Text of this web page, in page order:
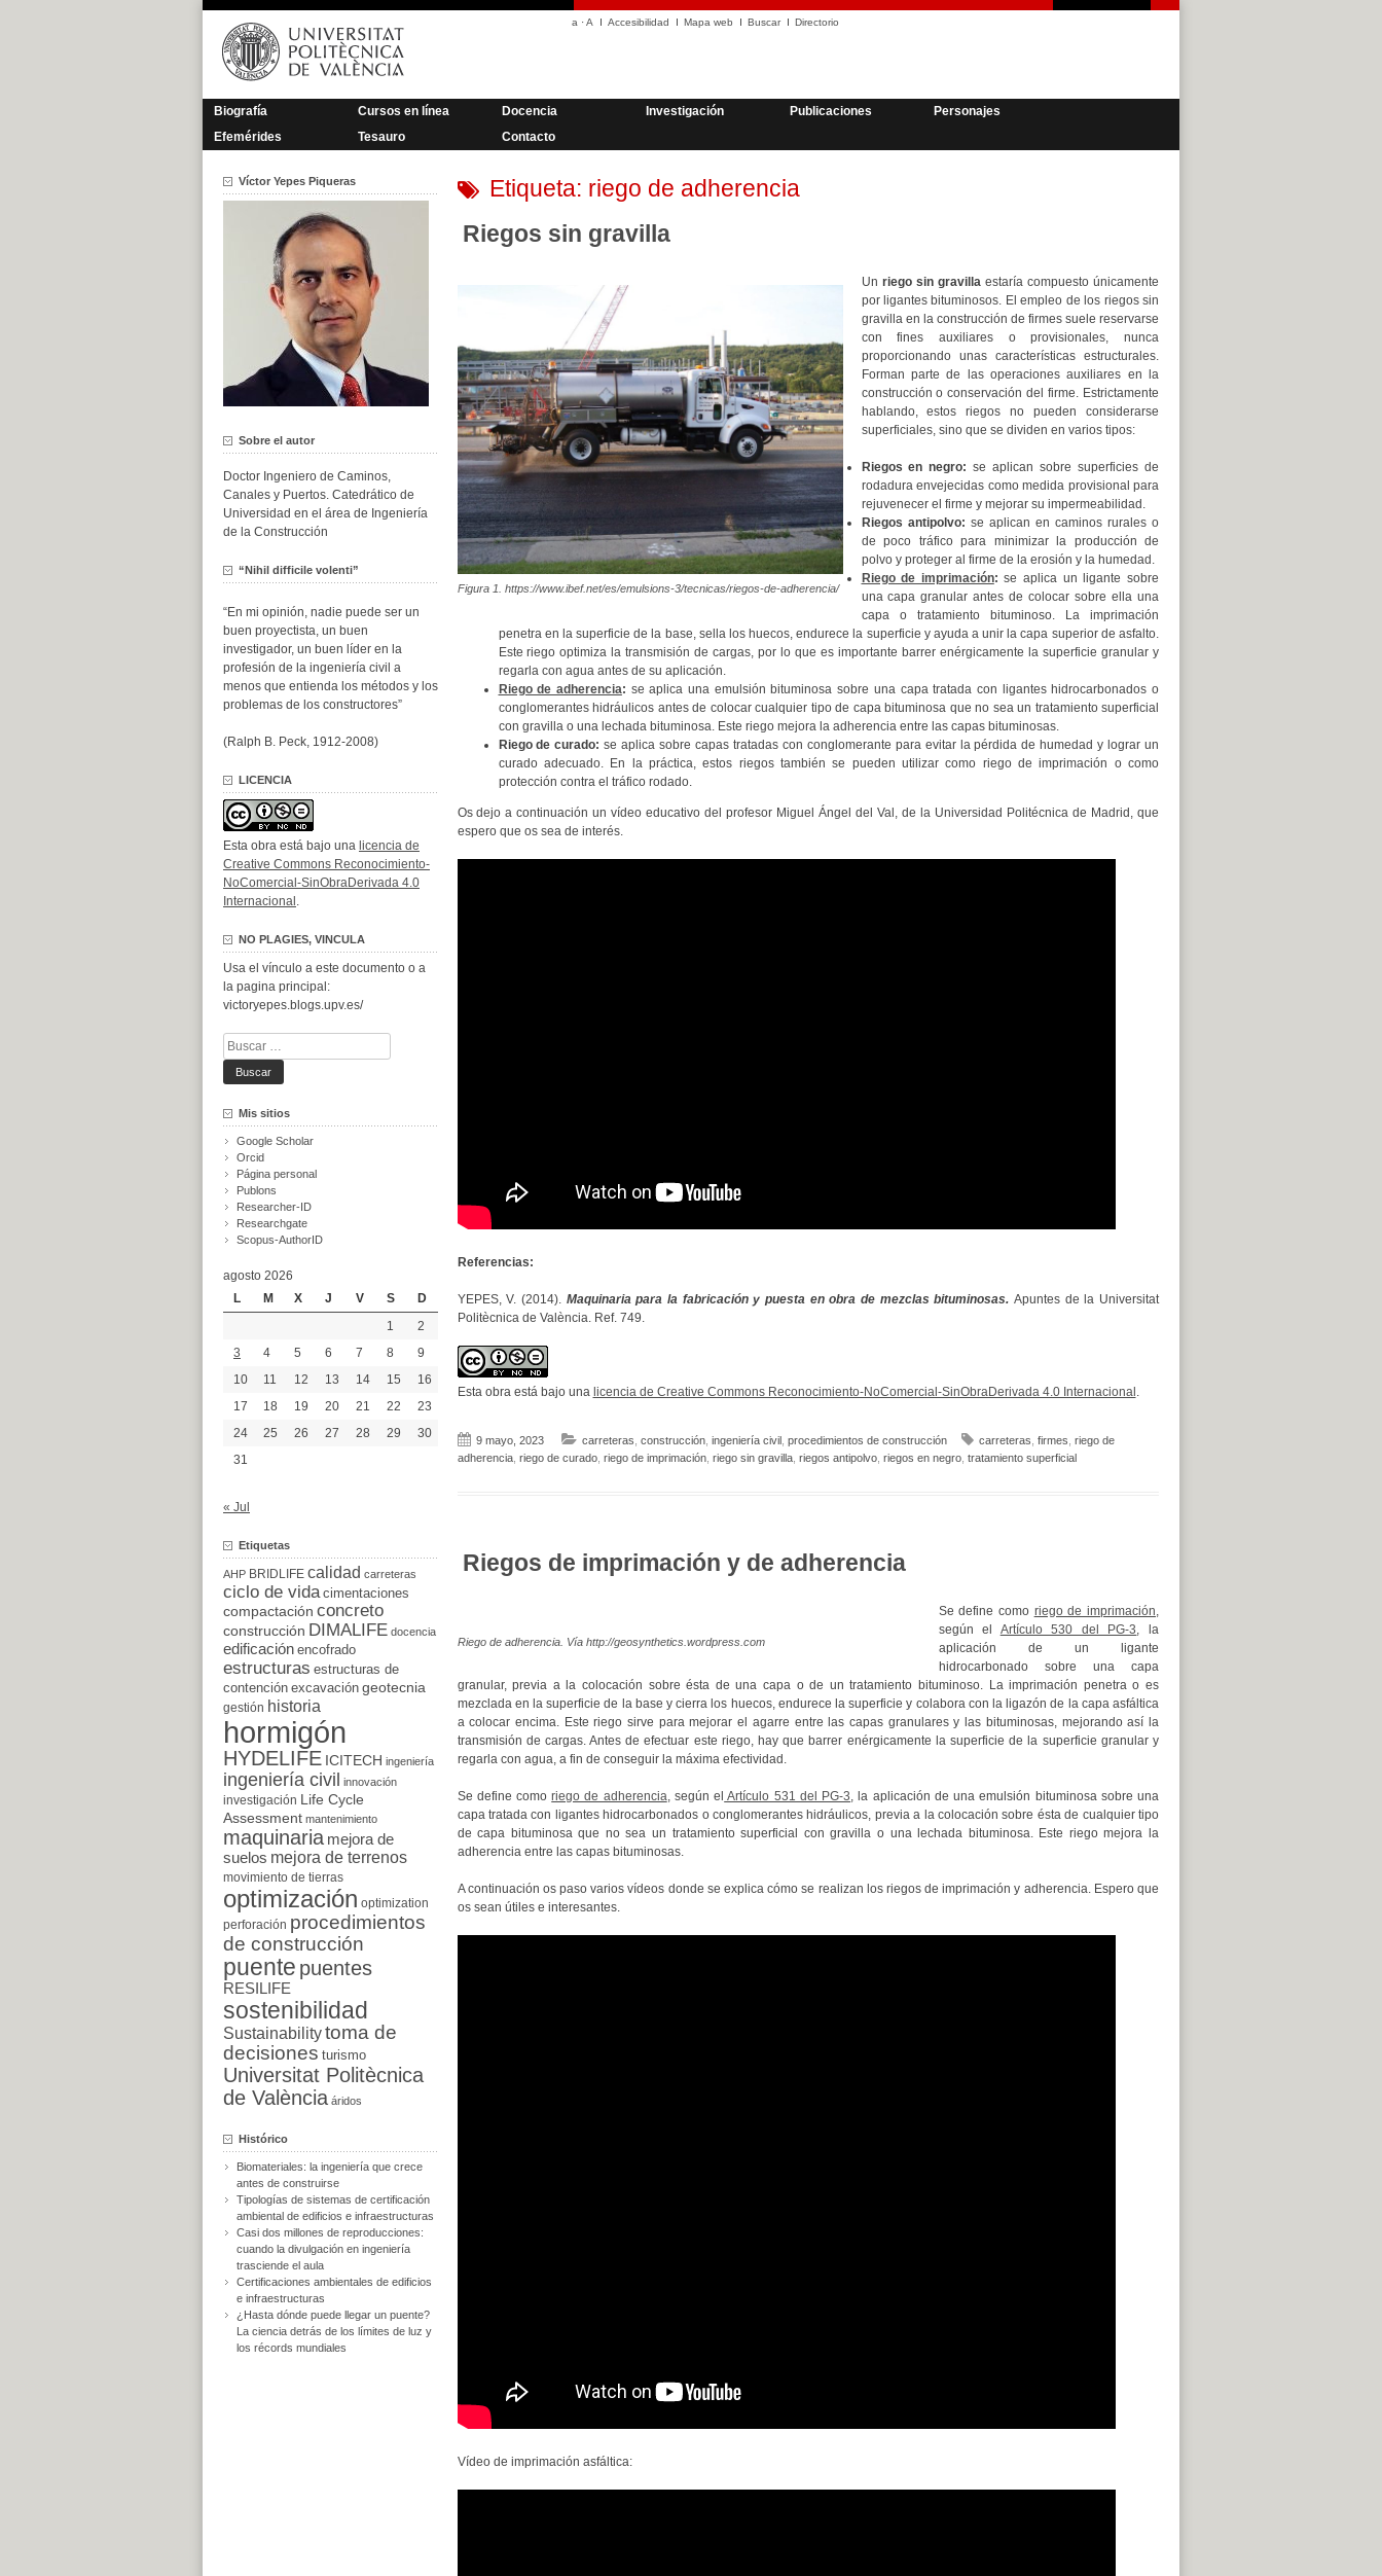
Saltar
contenido
a ·A Accesibilidad Mapa web Buscar Directorio
Biografía Cursos en línea Docencia Investigación Publicaciones
Personajes
Efemérides
Tesauro Contacto
Etiqueta: riego de adherencia
Riegos sin gravilla
Figura 1. https://www.ibef.net/es/emulsions-3/tecnicas/riegos-de-adherencia/
Un riego sin gravillaestaría compuesto únicamente
por ligantes bituminosos. El empleo de los riegos sin
gravilla en la construcción de firmes suele reservarse
con fines auxiliares o provisionales, nunca
proporcionando unas características estructurales.
Forman parte de las operaciones auxiliares en la
construcción o conservación del firme. Estrictamente
hablando, estos riegos no pueden considerarse
superficiales, sino que se dividen en varios tipos:
Riegos en negro: se aplican sobre superficies de
rodadura envejecidas como medida provisional para
rejuvenecer el firme y mejorar su impermeabilidad.
Riegos antipolvo: se aplican en caminos rurales o
de poco tráfico para minimizar la producción de
polvo y proteger al firme de la erosión y la humedad.
Riego de imprimación: se aplica un ligante sobre
una capa granular antes de colocar sobre ella una
capa o tratamiento bituminoso. La imprimación
penetra en la superficie de la base, sella los huecos, endurece la superficie y ayuda a unir la capa superior de asfalto.
Este riego optimiza la transmisión de cargas, por lo que es importante barrer enérgicamente la superficie granular y
regarla con agua antes de su aplicación.
Riego de adherencia: se aplica una emulsión bituminosa sobre una capa tratada con ligantes hidrocarbonados o
conglomerantes hidráulicos antes de colocar cualquier tipo de capa bituminosa que no sea un tratamiento superficial
con gravilla o una lechada bituminosa. Este riego mejora la adherencia entre las capas bituminosas.
Riego de curado: se aplica sobre capas tratadas con conglomerante para evitar la pérdida de humedad y lograr un
curado adecuado. En la práctica, estos riegos también se pueden utilizar como riego de imprimación o como
protección contra el tráfico rodado.
Os dejo a continuación un vídeo educativo del profesor Miguel Ángel del Val, de la Universidad Politécnica de Madrid, que
espero que os sea de interés.
Referencias:
YEPES, V. (2014). Maquinaria para la fabricación y puesta en obra de mezclas bituminosas. Apuntes de la Universitat
Politècnica de València. Ref. 749.
Esta obra está bajo una licencia de Creative Commons Reconocimiento-NoComercial-SinObraDerivada 4.0 Internacional .
9 mayo, 2023 carreteras construcción, ingeniería civil procedimientos de construcción carreteras firmes riego de
adherencia, riego de curado, riego de imprimación, riego sin gravilla, riegos antipolvo, riegos en negro, tratamiento superficial
Riegos de imprimación y de adherencia
Riego de adherencia. Vía http://geosynthetics.wordpress.com
Se define como riego de imprimación,
según el Artículo 530 del PG-3, la
aplicación de un ligante
hidrocarbonado sobre una capa
granular, previa a la colocación sobre ésta de una capa o de un tratamiento bituminoso. La imprimación penetra o es
mezclada en la superficie de la base y cierra los huecos, endurece la superficie y colabora con la ligazón de la capa asfáltica
a colocar encima. Este riego sirve para mejorar el agarre entre las capas granulares y las bituminosas, mejorando así la
transmisión de cargas. Antes de efectuar este riego, hay que barrer enérgicamente la superficie de la superficie granular y
regarla con agua, a fin de conseguir la máxima efectividad.
Se define comoriego de adherencia, según el Artículo 531 del PG-3, la aplicación de una emulsión bituminosa sobre una
capa tratada con ligantes hidrocarbonados o conglomerantes hidráulicos, previa a la colocación sobre ésta de cualquier tipo
de capa bituminosa que no sea un tratamiento superficial con gravilla o una lechada bituminosa. Este riego mejora la
adherencia entre las capas bituminosas.
A continuación os paso varios vídeos donde se explica cómo se realizan los riegos de imprimación y adherencia. Espero que
os sean útiles e interesantes.
Vídeo de imprimación asfáltica:
Víctor Yepes Piqueras
Sobre el autor
Doctor Ingeniero de Caminos,
Canales y Puertos. Catedrático de
Universidad en el área de Ingeniería
de la Construcción
“Nihil difficile volenti”
“En mi opinión, nadie puede ser un
buen proyectista, un buen
investigador, un buen líder en la
profesión de la ingeniería civil a
menos que entienda los métodos y los
problemas de los constructores”
(Ralph B. Peck, 1912-2008)
LICENCIA
Esta obra está bajo una licencia de
Creative Commons Reconocimiento-
NoComercial-SinObraDerivada 4.0
Internacional .
NO PLAGIES, VINCULA
Usa el vínculo a este documento o a
la pagina principal:
victoryepes.blogs.upv.es/
Buscar:
Mis sitios
Google Scholar
Orcid
Página personal
Publons
Researcher-ID
Researchgate
Scopus-AuthorID
agosto 2026
L
M X J V S
D
1
2
3
4 5 6 7 8
9
10
11 12 13 14 15
16
17
18 19 20 21 22
23
24
25 26 27 28 29
30
31
« Jul
Etiquetas
AHP BRIDLIFE calidad carreteras
ciclo de vida cimentaciones
compactación concreto
construcción DIMALIFE docencia
edificación encofrado
estructuras estructuras de
contención excavación geotecnia
gestión historia
hormigón
HYDELIFE ICITECH ingeniería
ingeniería civil innovación
investigación
Life Cycle
Assessment mantenimiento
maquinaria mejora de
suelos mejora de terrenos
movimiento de tierras
optimización optimization
perforación procedimientos
de construcción
puente puentes
RESILIFE
sostenibilidad
Sustainabilitytoma de
decisiones turismo
Universitat Politècnica
de València áridos
Histórico
Biomateriales: la ingeniería que crece
antes de construirse
Tipologías de sistemas de certificación
ambiental de edificios e infraestructuras
Casi dos millones de reproducciones:
cuando la divulgación en ingeniería
trasciende el aula
Certificaciones ambientales de edificios
e infraestructuras
¿Hasta dónde puede llegar un puente?
La ciencia detrás de los límites de luz y
los récords mundiales